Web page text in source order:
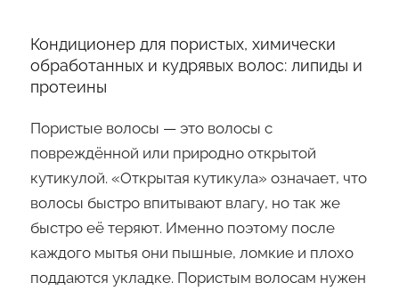
Кондиционер для пористых, химически
обработанных и кудрявых волос: липиды и
протеины
Пористые волосы — это волосы с
повреждённой или природно открытой
кутикулой. «Открытая кутикула» означает, что
волосы быстро впитывают влагу, но так же
быстро её теряют. Именно поэтому после
каждого мытья они пышные, ломкие и плохо
поддаются укладке. Пористым волосам нужен